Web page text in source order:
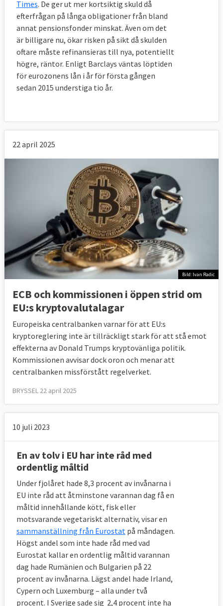
Times. De ger ut mer kortsiktig skuld då
efterfrågan på långa obligationer från bland
annat pensionsfonder minskat. Även om det
är billigare nu, ökar risken på sikt då skulden
oftare måste refinansieras till nya, potentiellt
högre, räntor. Enligt Barclays väntas löptiden
för eurozonens lån i år för första gången
sedan 2015 understiga tio år.
22 april 2025
Bild: Ivan Radic
ECB och kommissionen i öppen strid om
EU:s kryptovalutalagar
Europeiska centralbanken varnar för att EU:s
kryptoreglering inte är tillräckligt stark för att stå emot
effekterna av Donald Trumps kryptovänliga politik.
Kommissionen avvisar dock oron och menar att
centralbanken missförstått regelverket.
BRYSSEL 22 april 2025
10 juli 2023
En av tolv i EU har inte råd med
ordentlig måltid
Under fjolåret hade 8,3 procent av invånarna i
EU inte råd att åtminstone varannan dag få en
måltid innehållande kött, fisk eller
motsvarande vegetariskt alternativ, visar en
sammanställning från Eurostat på måndagen.
Högst andel som inte hade råd med vad
Eurostat kallar en ordentlig måltid varannan
dag hade Rumänien och Bulgarien på 22
procent av invånarna. Lägst andel hade Irland,
Cypern och Luxemburg – alla under två
procent. I Sverige sade sig 2,4 procent inte ha